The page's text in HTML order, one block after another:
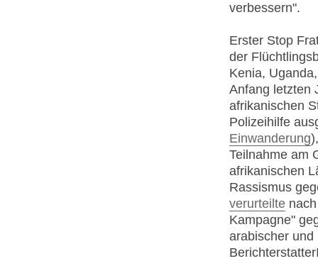
verbessern".
Erster Stop
der
Kenia,
Anfang letzten
afrikanischen
Polizeihilfe
Einwanderung
Teilnahme am
afrikanischen
Rassismus
verurteilte
Kampagne"
arabischer und